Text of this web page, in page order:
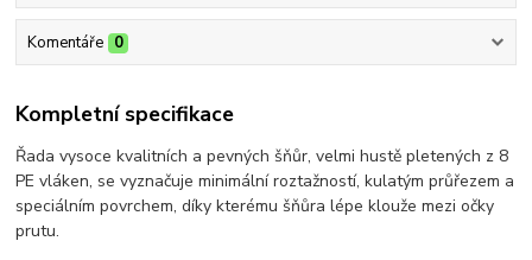
Komentáře 0
Kompletní specifikace
Řada vysoce kvalitních a pevných šňůr, velmi hustě pletených z 8
PE vláken, se vyznačuje minimální roztažností, kulatým průřezem a
speciálním povrchem, díky kterému šňůra lépe klouže mezi očky
prutu.